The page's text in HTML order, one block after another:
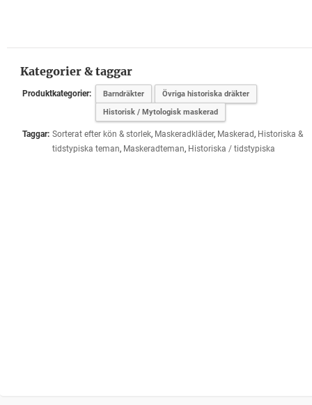
Kategorier & taggar
Produktkategorier: Barndräkter
Övriga historiska dräkter
Historisk / Mytologisk maskerad
Taggar: Sorterat efter kön & storlek, Maskeradkläder, Maskerad, Historiska &
tidstypiska teman, Maskeradteman, Historiska / tidstypiska